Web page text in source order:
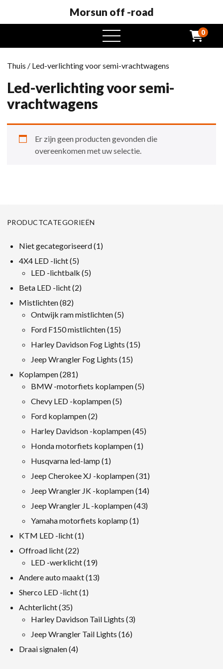
Morsun off -road
Open
het
0
Thuis / Led-verlichting voor semi-vrachtwagens
Led-verlichting voor semi-
vrachtwagens
Er zijn geen producten gevonden die
overeenkomen met uw selectie.
PRODUCTCATEGORIEËN
Niet gecategoriseerd 11
4X4 LED -licht 55
producten
LED -lichtbalk 55
Beta LED -licht 22
Mistlichten 8282
producten
Ontwijk ram mistlichten 55
Ford F150 mistlichten 1515
producten
Harley Davidson Fog Lights 1515
Jeep Wrangler Fog Lights 1515
Koplampen 281281
producten
BMW -motorfiets koplampen 55
Chevy LED -koplampen 55
Ford koplampen 22
producten
Harley Davidson -koplampen 4545
Honda motorfiets koplampen 11
Husqvarna led-lamp 11
product
Jeep Cherokee XJ -koplampen 3131
producten
Jeep Wrangler JK -koplampen 1414
producten
Jeep Wrangler JL -koplampen 4343
Yamaha motorfiets koplamp 11
KTM LED -licht 11
Offroad licht 2222
producten
LED -werklicht 1919
producten
Andere auto maakt 1313
Sherco LED -licht 11
Achterlicht 3535
producten
Harley Davidson Tail Lights 33
Jeep Wrangler Tail Lights 1616
Draai signalen 44